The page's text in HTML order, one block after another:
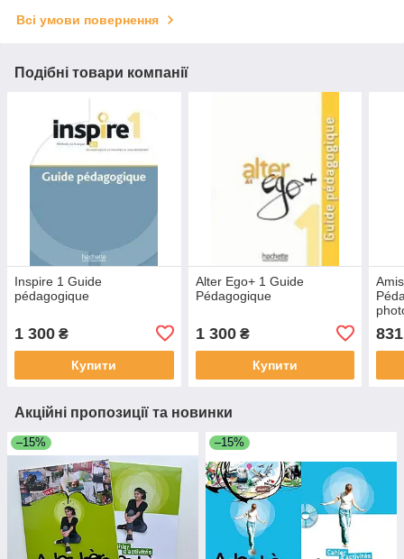
Всі умови повернення
Подібні товари компанії
Inspire 1 Guide
pédagogique
1 300 ₴
Купити
Alter Ego+ 1 Guide
Pédagogique
1 300₴
Купити
831
Акційні пропозиції та новинки
–15% –15%